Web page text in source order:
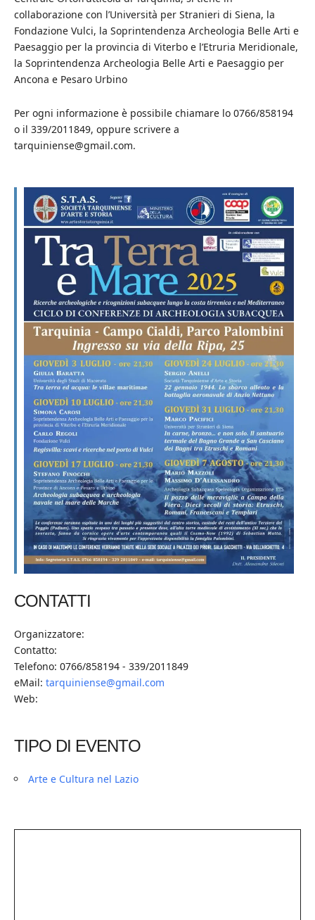
collaborazione con l’Università per Stranieri di Siena, la
Fondazione Vulci, la Soprintendenza Archeologia Belle Arti e
Paesaggio per la provincia di Viterbo e l’Etruria Meridionale,
la Soprintendenza Archeologia Belle Arti e Paesaggio per
Ancona e Pesaro Urbino
Per ogni informazione è possibile chiamare lo 0766/858194
o il 339/2011849, oppure scrivere a
tarquiniense@gmail.com.
CONTATTI
Organizzatore:
Contatto:
Telefono: 0766/858194 - 339/2011849
eMail: tarquiniense@gmail.com
Web:
TIPO DI EVENTO
Arte e Cultura nel Lazio